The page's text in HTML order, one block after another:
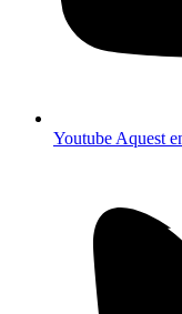
YoutubeAquest